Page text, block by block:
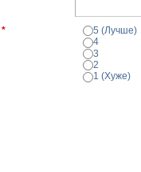
*
5 (Лучше)
4
3
2
1 (Хуже)